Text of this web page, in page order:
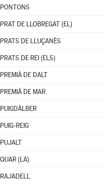
PONTONS
PRAT DE LLOBREGAT (EL)
PRATS DE LLUÇANÈS
PRATS DE REI (ELS)
PREMIÀ DE DALT
PREMIÀ DE MAR
PUIGDÀLBER
PUIG-REIG
PUJALT
QUAR (LA)
RAJADELL